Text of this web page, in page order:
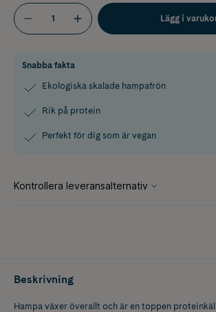
Lägg i
Snabba fakta
Ekologiska skalade hampafrön
Rik på protein
Perfekt för dig som är vegan
Beskrivning
Hampa växer överallt och är en toppen